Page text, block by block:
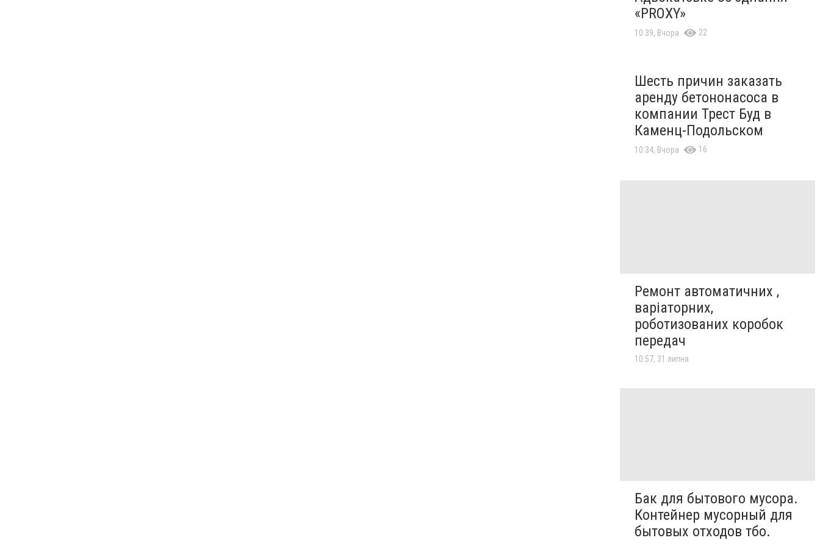
«PROXY»
10:39, Вчора 22
Шесть причин заказать
аренду бетононасоса в
компании Трест Буд в
Каменц-Подольском
10:34, Вчора 16
Ремонт автоматичних ,
варіаторних,
роботизованих коробок
передач
10:57, 31 липня
Бак для бытового мусора.
Контейнер мусорный для
бытовых отходов тбо.